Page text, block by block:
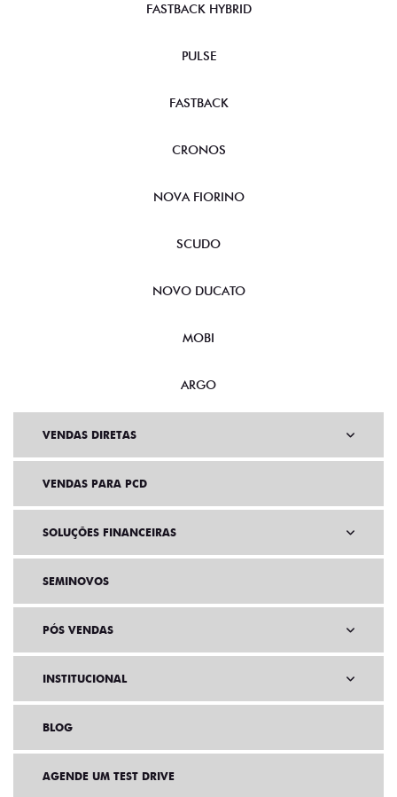
FASTBACK HYBRID
PULSE
FASTBACK
CRONOS
NOVA FIORINO
SCUDO
NOVO DUCATO
MOBI
ARGO
VENDAS DIRETAS
VENDAS PARA PCD
SOLUÇÕES FINANCEIRAS
SEMINOVOS
PÓS VENDAS
INSTITUCIONAL
BLOG
AGENDE UM TEST DRIVE